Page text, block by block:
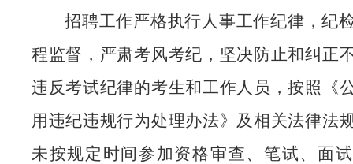
招聘工作严格执行人事工作纪律，纪
程监督，严肃考风考纪，坚决防止和纠正
违反考试纪律的考生和工作人员，按照《
用违纪违规行为处理办法》及相关法律法
未按规定时间参加资格审查、笔试、面